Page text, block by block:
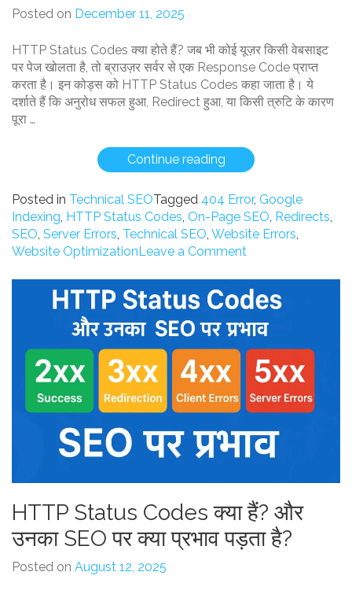
Posted on December 11, 2025
HTTP Status Codes क्या होते हैं? जब भी कोई यूज़र किसी वेबसाइट
पर पेज खोलता है, तो ब्राउज़र सर्वर से एक Response Code प्राप्त
करता है। इन कोड्स को HTTP Status Codes कहा जाता है। ये
दर्शाते हैं कि अनुरोध सफल हुआ, Redirect हुआ, या किसी त्रुटि के कारण
पूरा …
Continue reading“HTTP
Status
Codes
Explained:
2xx,
3xx,
5xx
का
SEO
पर
असर”
Posted in Technical SEOTagged 404 Error, Google
Indexing, HTTP Status Codes, On-Page SEO, Redirects,
SEO, Server Errors, Technical SEO, Website Errors,
Website OptimizationLeave a Commenton
Status
Codes
Explained:
2xx,
3xx,
4xx,
का
पर
असर
HTTP Status Codes क्या हैं? और
उनका SEO पर क्या प्रभाव पड़ता है?
Posted on August 12, 2025